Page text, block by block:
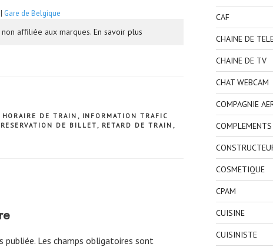
| Gare de Belgique
affiliée aux marques. En savoir plus
HORAIRE DE TRAIN , INFORMATION TRAFIC
RESERVATION DE BILLET, RETARD DE TRAIN ,
publiée. Les champs obligatoires sont
CAF
CHAINE DE
CHAINE DE TV
CHAT WEBCAM
COMPAGNIE
COSMETIQUE
CPAM
CUISINE
CUISINISTE